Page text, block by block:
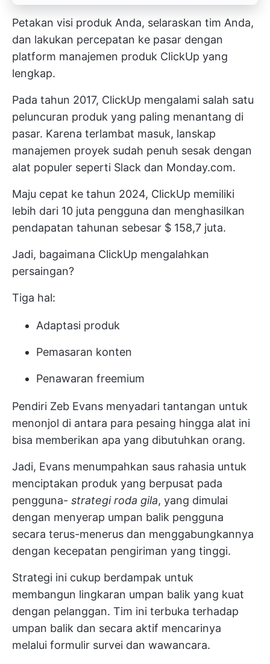
Petakan visi produk Anda, selaraskan tim Anda,
dan lakukan percepatan ke pasar dengan
platform manajemen produk ClickUp yang
lengkap.
Pada tahun 2017, ClickUp mengalami salah satu
peluncuran produk yang paling menantang di
pasar. Karena terlambat masuk, lanskap
manajemen proyek sudah penuh sesak dengan
alat populer seperti Slack dan Monday.com.
Maju cepat ke tahun 2024, ClickUp memiliki
lebih dari 10 juta pengguna dan menghasilkan
pendapatan tahunan sebesar $ 158,7 juta.
Jadi, bagaimana ClickUp mengalahkan
persaingan?
Tiga hal:
Adaptasi produk
Pemasaran konten
Penawaran freemium
Pendiri Zeb Evans menyadari tantangan untuk
menonjol di antara para pesaing hingga alat ini
bisa memberikan apa yang dibutuhkan orang.
Jadi, Evans menumpahkan saus rahasia untuk
menciptakan produk yang berpusat pada
pengguna- strategi roda gila, yang dimulai
dengan menyerap umpan balik pengguna
secara terus-menerus dan menggabungkannya
dengan kecepatan pengiriman yang tinggi.
Strategi ini cukup berdampak untuk
membangun lingkaran umpan balik yang kuat
dengan pelanggan. Tim ini terbuka terhadap
umpan balik dan secara aktif mencarinya
melalui formulir survei dan wawancara.